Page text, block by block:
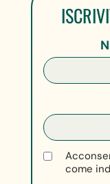
come